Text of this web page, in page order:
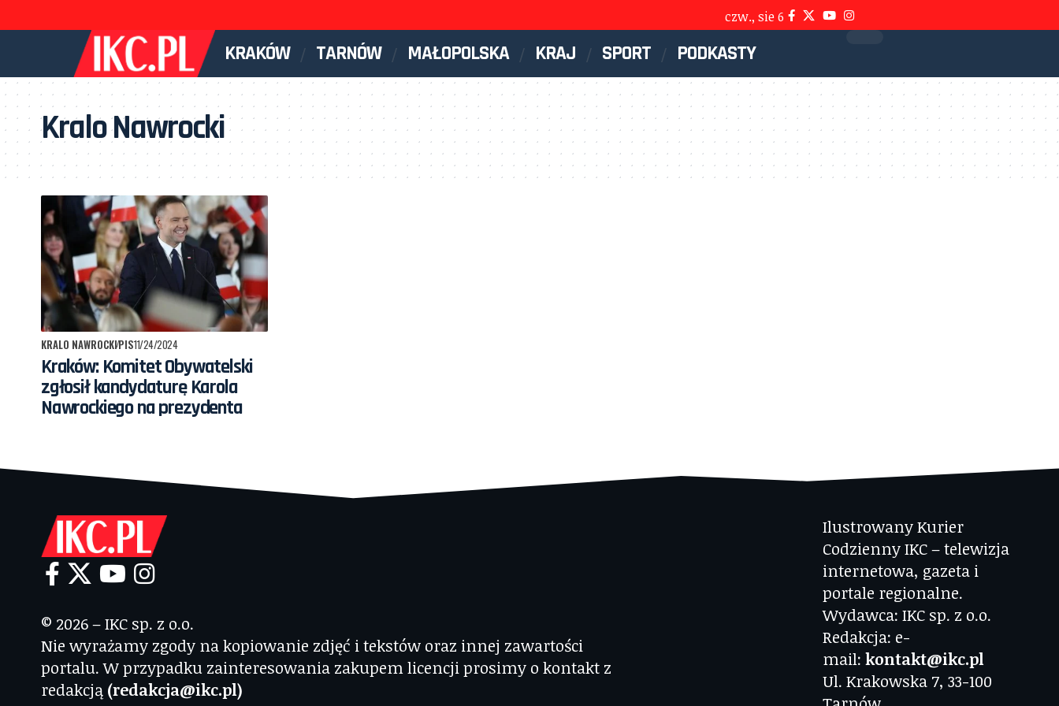
czw., sie 6
KRAKÓW TARNÓW MAŁOPOLSKA KRAJ SPORT PODKASTY
Kralo Nawrocki
KRALO NAWROCKIPIS11/24/2024
Kraków: Komitet Obywatelski
zgłosił kandydaturę Karola
Nawrockiego na prezydenta
© 2026 – IKC sp. z o.o.
Nie wyrażamy zgody na kopiowanie zdjęć i tekstów oraz innej zawartości
portalu. W przypadku zainteresowania zakupem licencji prosimy o kontakt z
redakcją (redakcja@ikc.pl)
Ilustrowany Kurier
Codzienny IKC – telewizja
internetowa, gazeta i
portale regionalne.
Wydawca: IKC sp. z o.o.
Redakcja: e-
mail: kontakt@ikc.pl
Ul. Krakowska 7, 33-100